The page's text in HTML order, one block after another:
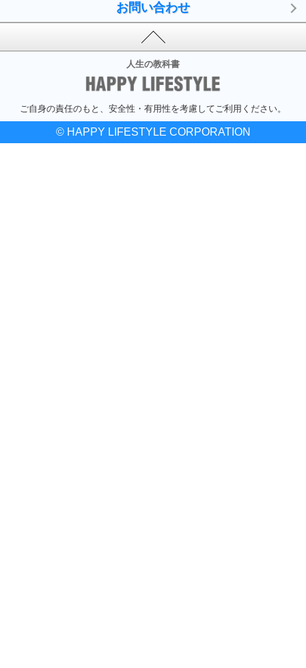
お問い合わせ
人生の教科書
ご自身の責任のもと、安全性・有用性を考慮してご利用ください。
© HAPPY LIFESTYLE CORPORATION